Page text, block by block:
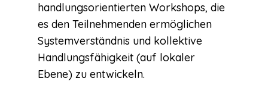
handlungsorientierten Workshops, die
es den Teilnehmenden ermöglichen
Systemverständnis und kollektive
Handlungsfähigkeit (auf lokaler
Ebene) zu entwickeln.